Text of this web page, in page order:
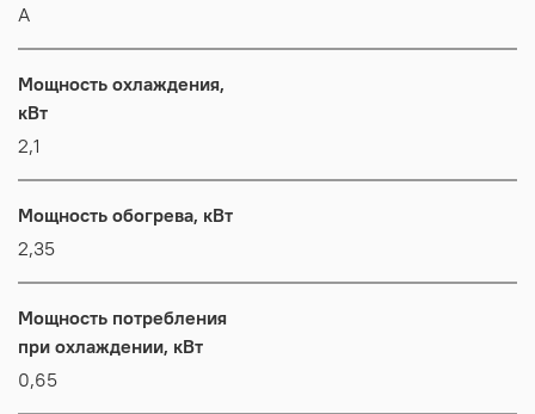
А
Мощность охлаждения,
кВт
2,1
Мощность обогрева, кВт
2,35
Мощность потребления
при охлаждении, кВт
0,65